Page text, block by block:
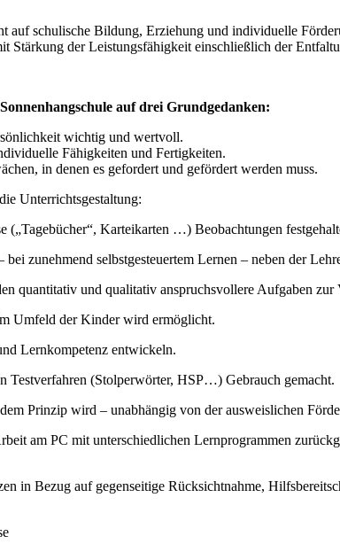
auf schulische Bildung, Erziehung und individuelle
Stärkung der Leistungsfähigkeit einschließlich der
auf drei Grundgedanken:
wichtig und wertvoll.
Fähigkeiten und Fertigkeiten.
in denen es gefordert und gefördert werden muss.
Unterrichtsgestaltung:
(„Tagebücher“, Karteikarten …) Beobachtungen
bei zunehmend selbstgesteuertem Lernen – neben der
quantitativ und qualitativ anspruchsvollere Aufgaben
Umfeld der Kinder wird ermöglicht.
Lernkompetenz entwickeln.
Testverfahren (Stolperwörter, HSP…) Gebrauch gemacht.
Prinzip wird – unabhängig von der ausweislichen
am PC mit unterschiedlichen Lernprogrammen
in Bezug auf gegenseitige Rücksichtnahme,